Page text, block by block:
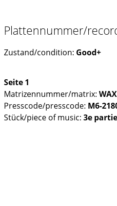
Plattennummer/
Zustand/condition: Good+
Seite 1
Matrizennummer/matrix:
Presscode/presscode: M6-
Stück/piece of music: 3e